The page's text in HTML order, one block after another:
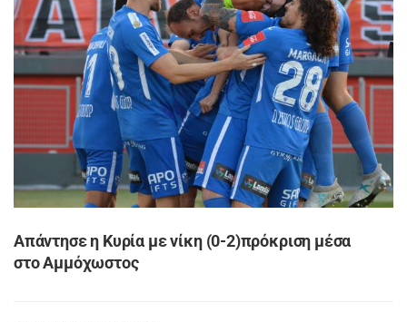
Απάντησε η Κυρία με νίκη (0-2)πρόκριση μέσα
στο Αμμόχωστος